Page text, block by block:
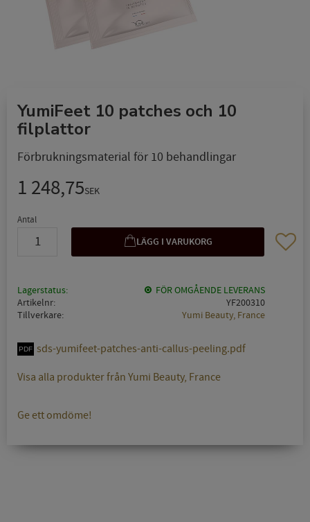
YumiFeet 10 patches och 10
filplattor
Förbrukningsmaterial för 10 behandlingar
1 248,75SEK
Antal
Lägg
Lagerstatus
FÖR OMGÅENDE LEVERANS
Artikelnr
YF200310
Tillverkare
Yumi Beauty, France
sds-yumifeet-patches-anti-callus-peeling.pdf
Visa alla produkter från Yumi Beauty, France
Ge ett omdöme!